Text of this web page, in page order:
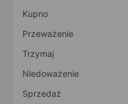
Kupno
Przeważenie
Trzymaj
Niedoważenie
Sprzedaż